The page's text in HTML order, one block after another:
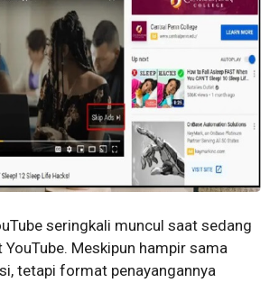
seringkali muncul saat sedang
Meskipun hampir sama
tetapi format penayangannya